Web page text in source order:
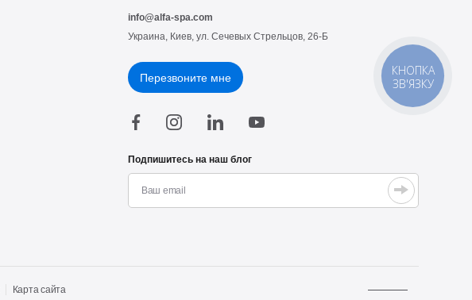
info@alfa-spa.com
Украина, Киев, ул. Сечевых Стрельцов, 26-Б
Перезвоните мне
Подпишитесь на наш блог
Карта сайта
КНОПКА
ЗВ'ЯЗКУ